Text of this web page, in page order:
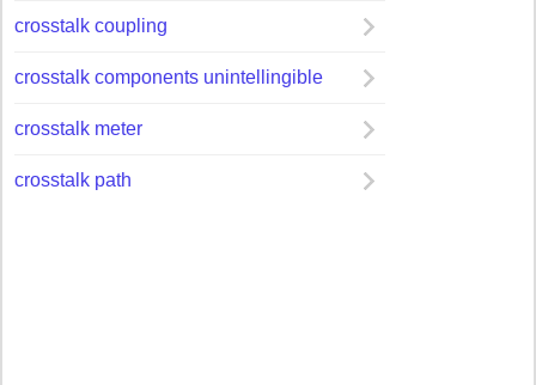
crosstalk coupling
crosstalk components unintellingible
crosstalk meter
crosstalk path